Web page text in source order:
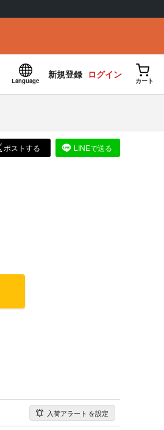
Language
新規登録 ログイン
カート
ポストする LINEで送る
入荷アラート を設定